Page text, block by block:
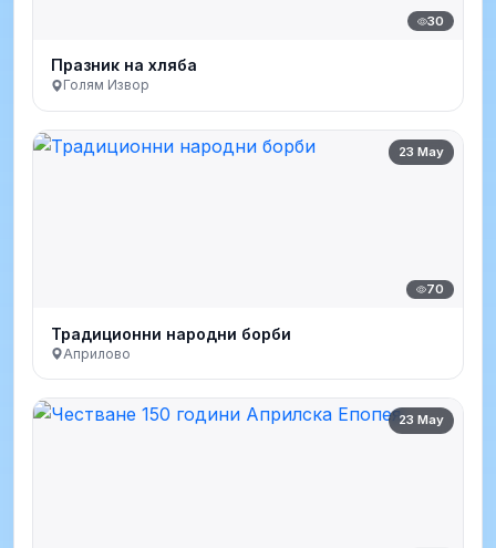
30
Празник на хляба
Голям Извор
23 May
70
Традиционни народни борби
Априлово
23 May